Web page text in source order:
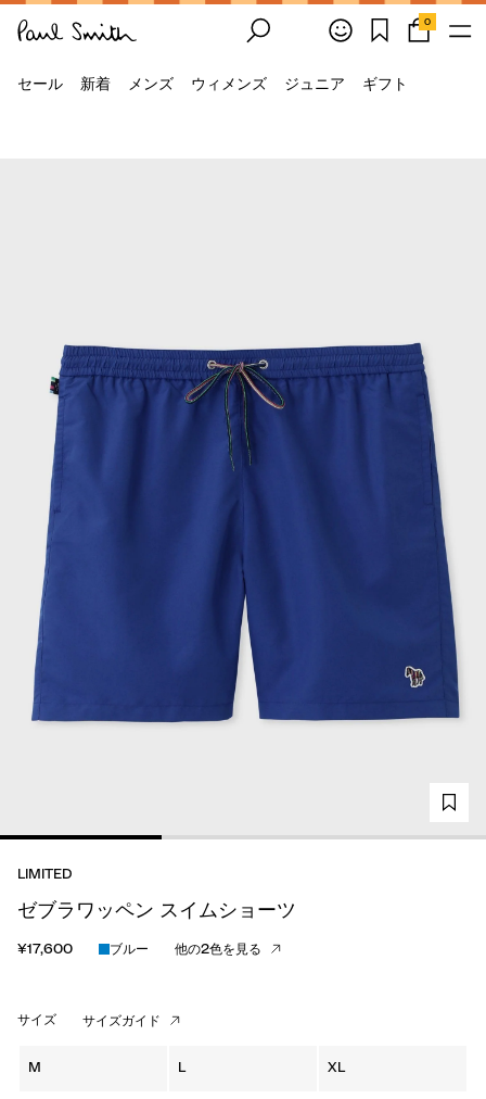
0
セール 新着 メンズ ウィメンズ ジュニア ギフト
LIMITED
ゼブラワッペン スイムショーツ
¥17,600 ブルー 他の2色を見る
サイズ サイズガイド
M L XL